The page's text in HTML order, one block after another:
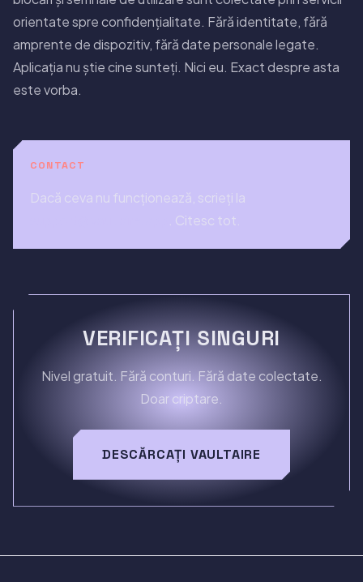
orientate spre confidențialitate. Fără identitate, fără
amprente de dispozitiv, fără date personale legate.
Aplicația nu știe cine sunteți. Nici eu. Exact despre asta
este vorba.
CONTACT
Dacă ceva nu funcționează, scrieți la
. Citesc tot.
VERIFICAȚI SINGURI
Nivel gratuit. Fără conturi. Fără date colectate.
Doar criptare.
DESCĂRCAȚI VAULTAIRE